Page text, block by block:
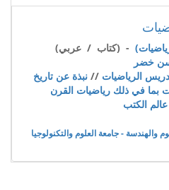
- (كتاب / عربي)
خضر
الرياضيات // نبذة عن تاريخ
بما في ذلك رياضيات القرن
الكتب
والهندسة - جامعة العلوم والتكنولوجيا